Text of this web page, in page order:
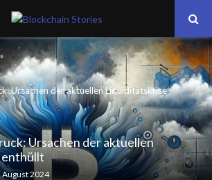
Ursachen der aktuellen Liquiditätskrise
Ursachen der aktuellen
August 2024